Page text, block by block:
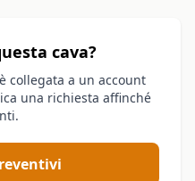
cava?
è collegata a un account
una richiesta affinché